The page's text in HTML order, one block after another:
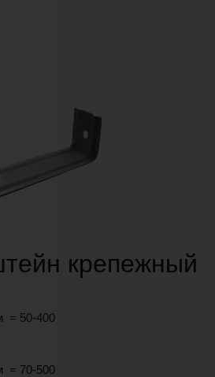
крепежный
= 50-400
= 70-500